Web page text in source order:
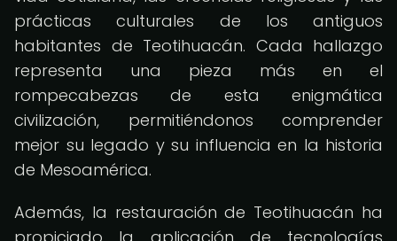
prácticas culturales de los antiguos
habitantes de Teotihuacán. Cada hallazgo
representa una pieza más en el
rompecabezas de esta enigmática
civilización, permitiéndonos comprender
mejor su legado y su influencia en la historia
de Mesoamérica.
Además, la restauración de Teotihuacán ha